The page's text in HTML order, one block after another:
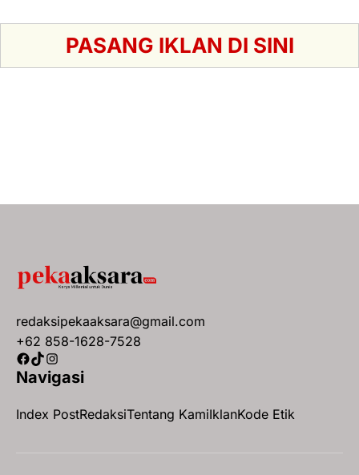
PASANG IKLAN DI SINI
redaksipekaaksara@gmail.com
+62 858-1628-7528
Facebook
TikTok
Instagram
Navigasi
Index PostRedaksiTentang KamiIklanKode Etik